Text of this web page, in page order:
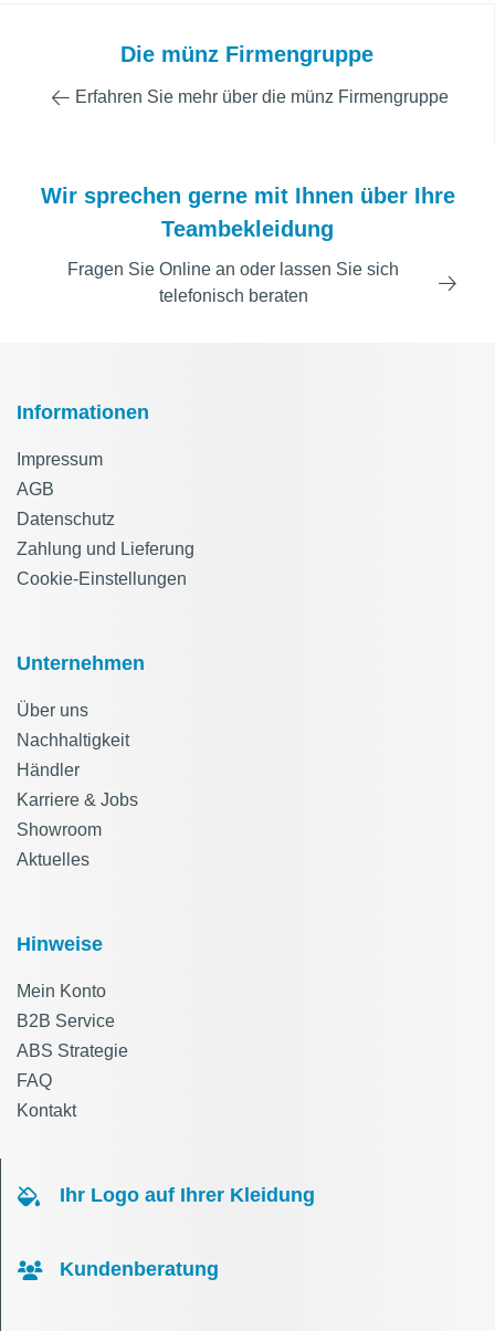
Die münz Firmengruppe
Erfahren Sie mehr über die münz Firmengruppe
Wir sprechen gerne mit Ihnen über Ihre
Teambekleidung
Fragen Sie Online an oder lassen Sie sich
telefonisch beraten
Informationen
Impressum
AGB
Datenschutz
Zahlung und Lieferung
Cookie-Einstellungen
Unternehmen
Über uns
Nachhaltigkeit
Händler
Karriere & Jobs
Showroom
Aktuelles
Hinweise
Mein Konto
B2B Service
ABS Strategie
FAQ
Kontakt
Ihr Logo auf Ihrer Kleidung
Kundenberatung